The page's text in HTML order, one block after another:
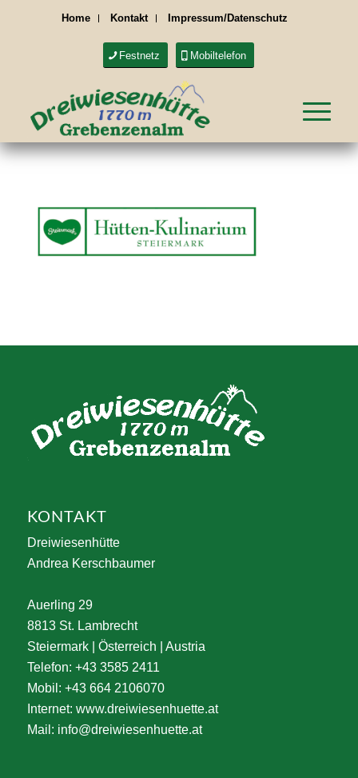
Home Kontakt Impressum/Datenschutz
Festnetz Mobiltelefon
KONTAKT
Dreiwiesenhütte
Andrea Kerschbaumer
Auerling 29
8813 St. Lambrecht
Steiermark | Österreich | Austria
Telefon: +43 3585 2411
Mobil: +43 664 2106070
Internet: www.dreiwiesenhuette.at
Mail: info@dreiwiesenhuette.at